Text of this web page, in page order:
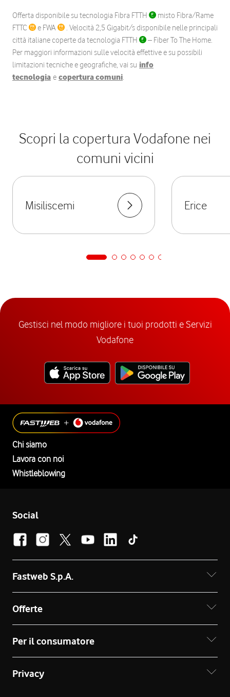
Offerta disponibile su tecnologia Fibra FTTH
misto Fibra/Rame
FTTC
e FWA
. Velocità 2,5 Gigabit/s disponibile nelle principali
città italiane coperte da tecnologia FTTH
– Fiber To The Home.
Per maggiori informazioni sulle velocità effettive e su possibili
limitazioni tecniche e geografiche, vai su info
tecnologia e copertura comuni.
Scopri la copertura Vodafone nei
comuni vicini
Misiliscemi Erice
Gestisci nel modo migliore i tuoi prodotti e Servizi
Vodafone
Chi siamo
Lavora con noi
Whistleblowing
Social
Fastweb S.p.A.
Offerte
Per il consumatore
Privacy